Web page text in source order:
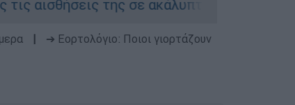
της σε ακάλυπτο πολυκατοικίας στη
➔ Εορτολόγιο: Ποιοι γιορτάζουν